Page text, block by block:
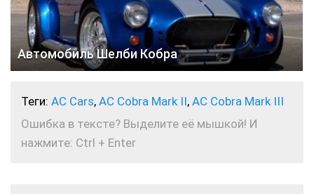
Автомобиль Шелби Кобра
Теги: AC Cars, AC Cobra Mark II, AC Cobra Mark III
Ошибка в тексте? Выделите её мышкой! И
нажмите: Ctrl + Enter